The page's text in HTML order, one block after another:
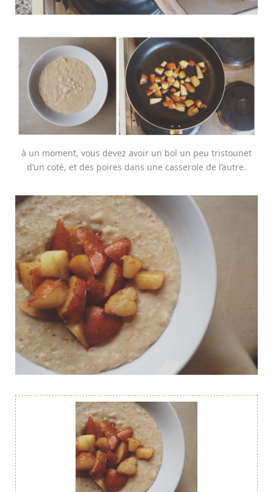
à un moment, vous devez avoir un bol un peu tristounet
d’un coté, et des poires dans une casserole de l’autre.